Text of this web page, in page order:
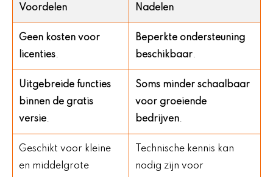
Voordelen Nadelen
Geen kosten voor
licenties.
Beperkte ondersteuning
beschikbaar.
Uitgebreide functies
binnen de gratis
versie.
Soms minder schaalbaar
voor groeiende
bedrijven.
Geschikt voor kleine
en middelgrote
Technische kennis kan
nodig zijn voor